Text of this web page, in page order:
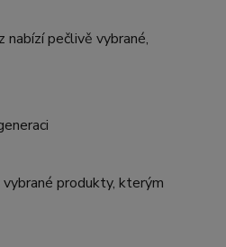
pečlivě vybrané,
produkty, kterým